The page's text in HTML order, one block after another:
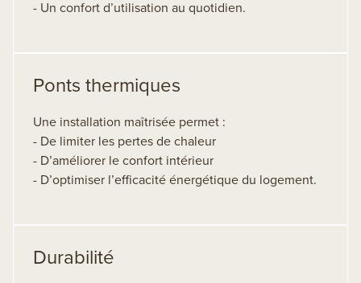
- Un confort d’utilisation au quotidien.
Ponts thermiques
Une installation maîtrisée permet :
- De limiter les pertes de chaleur
- D’améliorer le confort intérieur
- D’optimiser l’efficacité énergétique du logement.
Durabilité